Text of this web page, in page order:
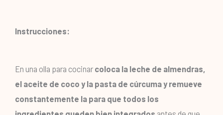
Instrucciones:
En una olla para cocinar coloca la leche de almendras,
el aceite de coco y la pasta de cúrcuma y remueve
constantemente la para que todos los